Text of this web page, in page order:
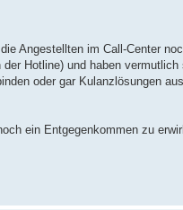
Angestellten im Call-Center
Hotline) und haben
oder gar Kulanzlösungen
ein Entgegenkommen zu